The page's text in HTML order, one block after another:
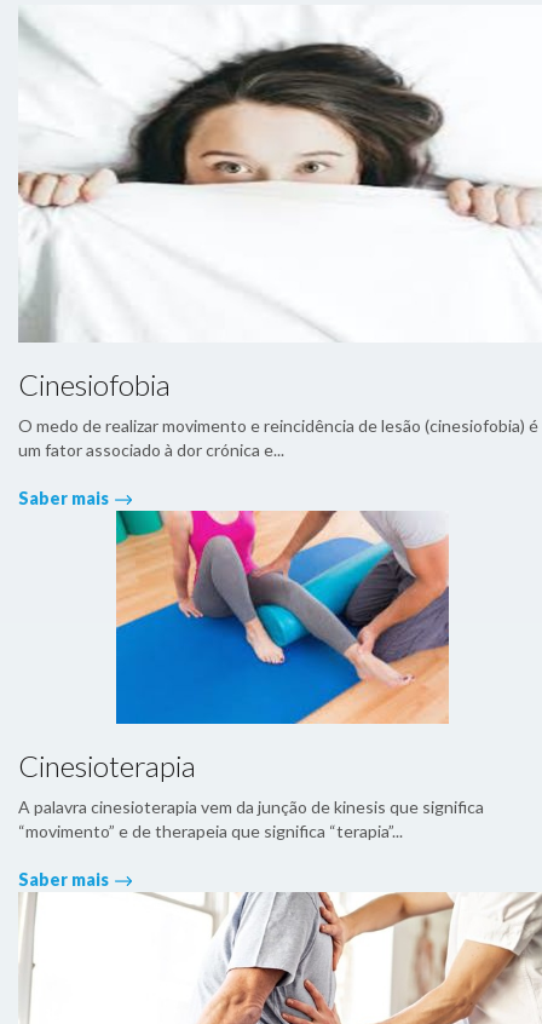
Cinesiofobia
O medo de realizar movimento e reincidência de lesão (cinesiofobia) é
um fator associado à dor crónica e...
Saber mais
Cinesioterapia
A palavra cinesioterapia vem da junção de kinesis que significa
“movimento” e de therapeia que significa “terapia”...
Saber mais